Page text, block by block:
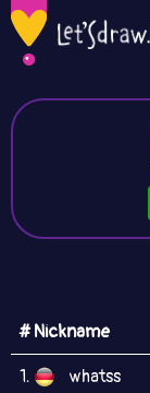
# Nickname
1. whatss